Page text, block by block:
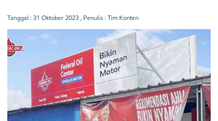
Tanggal : 31 Oktober 2023 , Penulis : Tim Konten